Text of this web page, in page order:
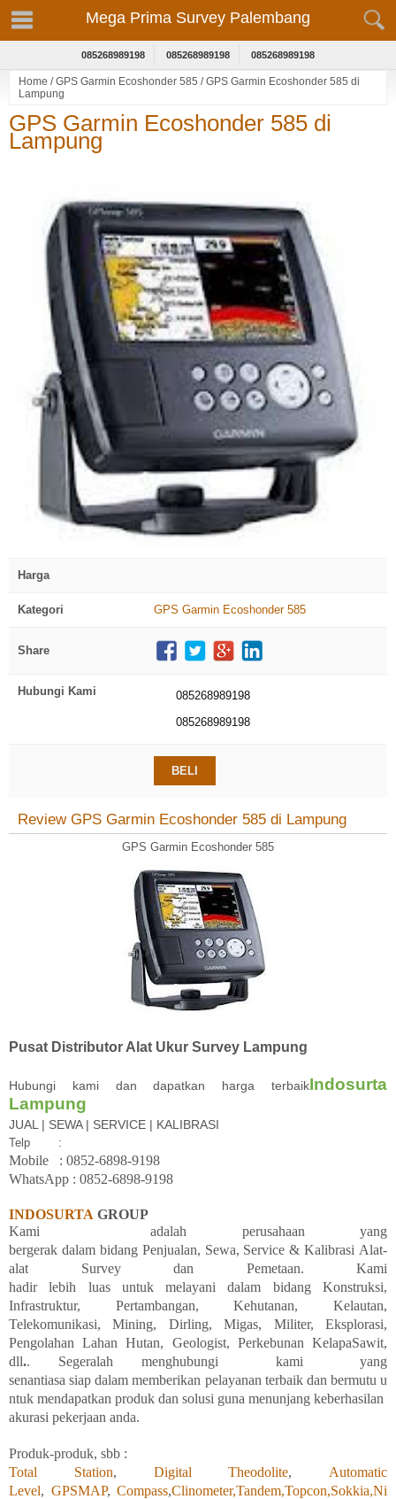
Mega Prima Survey Palembang
085268989198 085268989198 085268989198
Home /GPS Garmin Ecoshonder 585 /GPS Garmin Ecoshonder 585 di
Lampung
GPS Garmin Ecoshonder 585 di
Lampung
click to zoom
Harga
Kategori GPS Garmin Ecoshonder 585
Share
Hubungi Kami
085268989198
085268989198
BELI
Review GPS Garmin Ecoshonder 585 di Lampung
GPS Garmin Ecoshonder 585
Pusat Distributor Alat Ukur Survey Lampung
Hubungi kami dan dapatkan harga terbaikIndosurta
Lampung
JUAL | SEWA | SERVICE | KALIBRASI
Telp :
Mobile : 0852-6898-9198
WhatsApp : 0852-6898-9198
INDOSURTA GROUP
Kami
adalah
perusahaan yang
bergerak dalam bidang Penjualan, Sewa, Service & Kalibrasi Alat-
alat Survey dan
Pemetaan. Kami
hadir
lebih luas untuk melayani dalam bidang
Konstruksi,
Infrastruktur, Pertambangan, Kehutanan, Kelautan,
Telekomunikasi, Mining, Dirling, Migas, Militer, Eksplorasi,
Pengolahan
Lahan
Hutan, Geologist, Perkebunan KelapaSawit,
dll.. Segeralah menghubungi kami
yang
senantiasa siap dalam memberikan pelayanan terbaik dan bermutu u
ntuk mendapatkan produk dan solusi guna menunjang keberhasilan
akurasi pekerjaan anda.
Produk-produk, sbb :
Total Station, Digital Theodolite, Automatic
Level, GPSMAP, Compass,Clinometer,Tandem,Topcon,Sokkia,Ni